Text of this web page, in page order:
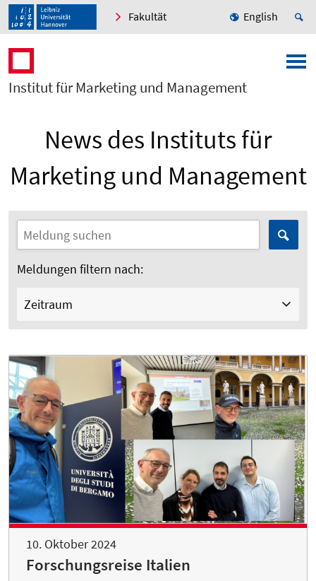
Fakultät English
Institut für Marketing und Management
News des Instituts für
Marketing und Management
Meldungen filtern nach:
Zeitraum
10. Oktober 2024
Forschungsreise Italien